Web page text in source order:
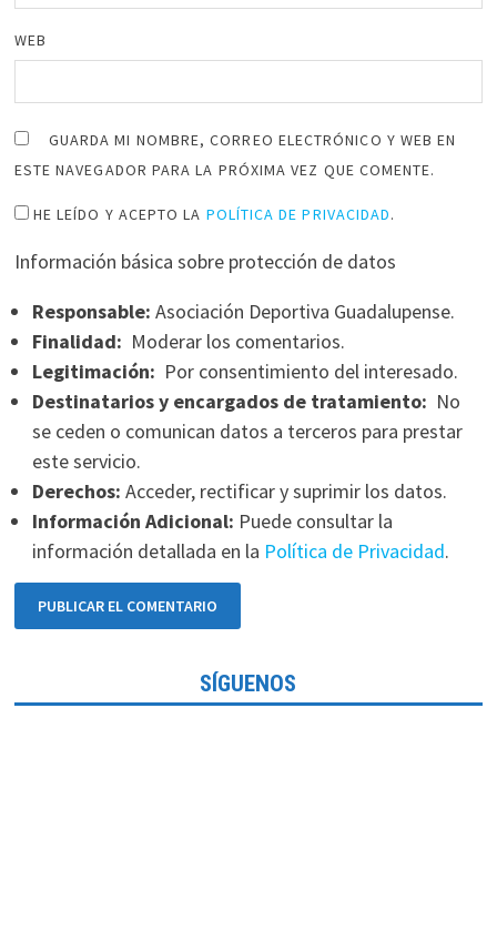
WEB
GUARDA MI NOMBRE, CORREO ELECTRÓNICO Y WEB EN
ESTE NAVEGADOR PARA LA PRÓXIMA VEZ QUE COMENTE.
HE LEÍDO Y ACEPTO LA POLÍTICA DE PRIVACIDAD.
Información básica sobre protección de datos
Responsable: Asociación Deportiva Guadalupense.
Finalidad: Moderar los comentarios.
Legitimación: Por consentimiento del interesado.
Destinatarios y encargados de tratamiento: No
se ceden o comunican datos a terceros para prestar
este servicio.
Derechos: Acceder, rectificar y suprimir los datos.
Información Adicional: Puede consultar la
información detallada en la Política de Privacidad.
SÍGUENOS